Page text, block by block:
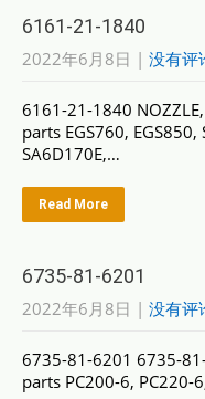
6161-21-1840
2022年6月8日 | 没有评
6161-21-1840
parts EGS760,
SA6D170E,…
Read More
6735-81-6201
2022年6月8日 | 没有评
6735-81-6201 6735-81-
parts PC200-6, PC220-